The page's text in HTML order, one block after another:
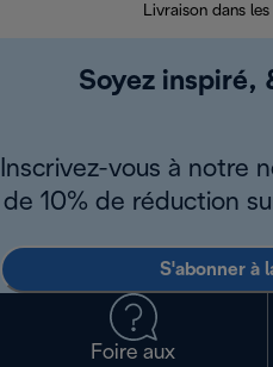
Livraison dans
Soyez inspiré,
Inscrivez-vous à notre
de 10% de réduction
S'abonner à
Foire aux